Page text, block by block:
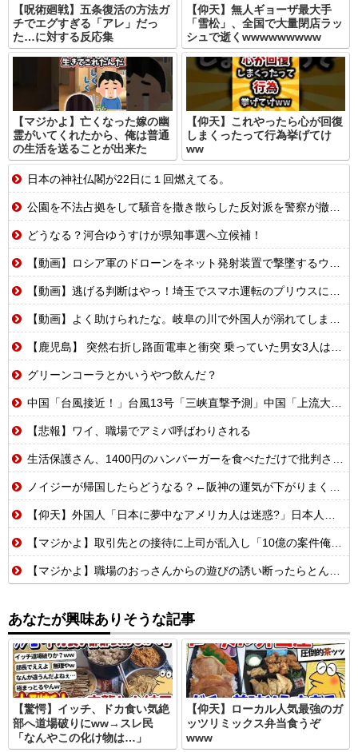
【呪術廻戦】五条復活の方法ガ
チでエグすぎる「アレ」だっ
た…に対する反応集
【仰天】無人ギョーザ最大手
「雪松」、全国で大量閉店ラッ
シュで逝くwwwwwwwww
【マジかよ】亡くなった嫁の幽
霊がいてくれたから、俺は普通
の生活を送ることが出来た
【仰天】これやったら心が回復
しまくったって行為挙げてけ
ww
日本の神社仏閣が22日に１回燃えてる。
公園を不法占拠をして騒音を撒き散らした反対派を警察が撤去しました！
どうなる？河合ゆうすけが県知事選へ立候補！
【動画】ロシア軍のドローンをネット発射装置で撃墜するウクライナ。
【動画】逃げる判断はやっ！埼玉でスマホ運転のプリウスに当て逃げされる車載。
【動画】よく助けられたな。岐阜の川で外国人が溺れてしまう事故。
【鹿児島】 突然右折し路面電車と衝突 乗っていた男女3人は車を放置しダッシュで逃走中
グリーンコーラとかいうやつ飲んだ？
中国「台風接近！」台風13号「三峡直撃予測」中国「上流大洪水！（三峡上流」中国都市「8/5の映像（動画」三峡ダム「緊急放流（決壊危機」中国「下流大水害（震え声」→
【悲報】ワイ、職場でアミバ呼ばわりされる
生活保護さん、1400円のハンバーガーを食べただけで批判される
ノイジーが帰国したらどうなる？←阪神の運気が下がりまくるやろな
【仰天】外国人「日本に夢中なアメリカ人は迷惑?」日本人の回答が的確すぎた
【マジかよ】取引先との接待に上司が乱入し「10億の案件俺がもらったw残念だったな負け犬w」→取引先社長「誰だね君は…」既に契約成立していて…
【マジかよ】職場のおっさんからの遊びの誘い断ったらとんでもないこと言われたんだが
あなたが興味ありそうな記事
【驚愕】イッチ、ドカ食い気絶
部へ道場破りにww→スレ民
「なんやこの化け物は…」
【仰天】ローカル人気最強のガ
ッツリミックス弁当食うぞ
www